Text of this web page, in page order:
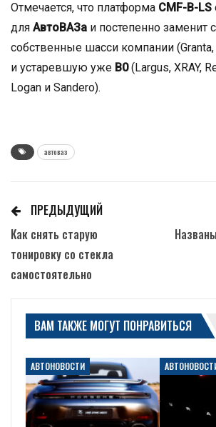
Отмечается, что платформа CMF-B-LS
для АвтоВАЗа и постепенно заменит
собственные шасси компании (Granta,
и устаревшую уже B0(Largus, XRAY,
Logan и Sandero).
автоваз
ПРЕДЫДУЩИЙ
Как снять старую
тонировку со стекла
самостоятельно
ВАМ ТАКЖЕ МОГУТ ПОНРАВИТЬСЯ
АВТОНОВОСТИ